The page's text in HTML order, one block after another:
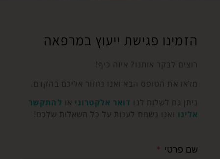
הזמינו פגישת ייעוץ במרפאה
רוצים לבקר אותנו? איזה כיף!
מלאו את הטופס הבא ואנו נחזור אליכם בהקדם.
ניתן גם לשלוח לנודואר אלקטרוניאולהתקשר
אלינוואנו נשמח לענות על כל השאלות שלכם!
שם פרטי